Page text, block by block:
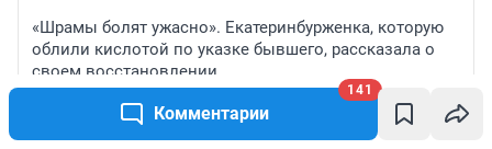
Комментарии
141
«Шрамы болят ужасно». Екатеринбурженка, которую
облили кислотой по указке бывшего, рассказала о
своем восстановлении